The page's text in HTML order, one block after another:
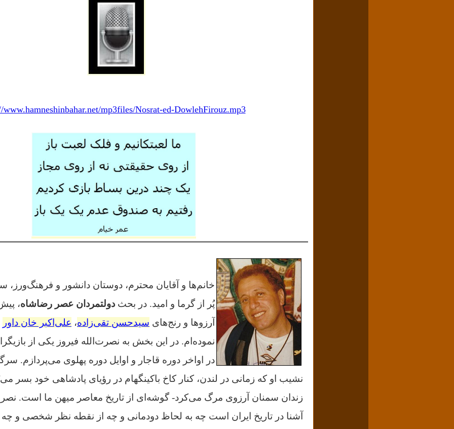
www.hamneshinbahar.net/mp3files/Nosrat-ed-DowlehFirouz.mp3
خانم‌ها و آقایان محترم، دوستان دانشور و فرهنگ‌ورز،
پُر از گرما و امید. در بحث دولتمردان عصر رضاشاه،
آرزوها و رنج‌های سیدحسن تقی‌زاده، علی‌اکبر خان داور
نموده‌ام. در این بخش به نصرت‌الله فیروز یکی از
در اواخر دوره قاجار و اوایل دوره پهلوی می‌پردازم.
نشیب او که زمانی در لندن، کنار کاخ باکینگهام در رؤیای پادشاهی خود بسر
زندان سمنان آرزوی مرگ می‌کرد- گوشه‌ای از تاریخ معاصر میهن ما است.
آشنا در تاریخ ایران است چه به لحاظ دودمانی و چه از نقطه نظر شخصی و